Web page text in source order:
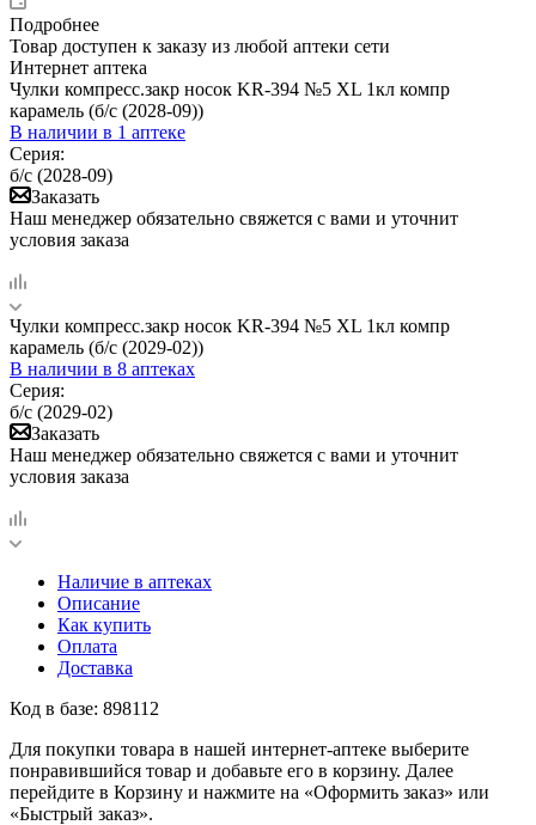
Подробнее
Товар доступен к заказу из любой аптеки сети
Интернет аптека
Чулки компресс.закр носок KR-394 №5 XL 1кл компр
карамель (б/с (2028-09))
В наличии в 1 аптеке
Серия:
б/с (2028-09)
Заказать
Наш менеджер обязательно свяжется с вами и уточнит
условия заказа
Чулки компресс.закр носок KR-394 №5 XL 1кл компр
карамель (б/с (2029-02))
В наличии в 8 аптеках
Серия:
б/с (2029-02)
Заказать
Наш менеджер обязательно свяжется с вами и уточнит
условия заказа
Наличие в аптеках
Описание
Как купить
Оплата
Доставка
Код в базе: 898112
Для покупки товара в нашей интернет-аптеке выберите
понравившийся товар и добавьте его в корзину. Далее
перейдите в Корзину и нажмите на «Оформить заказ» или
«Быстрый заказ».